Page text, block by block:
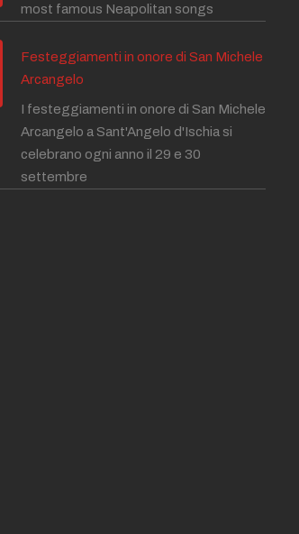
most famous Neapolitan songs
Festeggiamenti in onore di San Michele
Arcangelo
I festeggiamenti in onore di San Michele
Arcangelo a Sant'Angelo d'Ischia si
celebrano ogni anno il 29 e 30
settembre